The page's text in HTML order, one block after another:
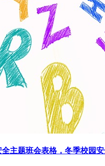
全主题班会表格，冬季校园